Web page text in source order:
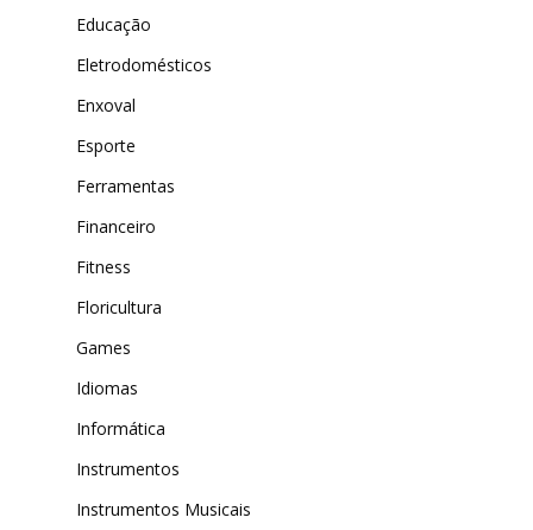
Educação
Eletrodomésticos
Enxoval
Esporte
Ferramentas
Financeiro
Fitness
Floricultura
Games
Idiomas
Informática
Instrumentos
Instrumentos Musicais